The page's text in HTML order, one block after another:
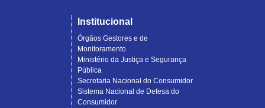
Institucional
Órgãos Gestores e de
Monitoramento
Ministério da Justiça e Segurança
Pública
Secretaria Nacional do Consumidor
Sistema Nacional de Defesa do
Consumidor